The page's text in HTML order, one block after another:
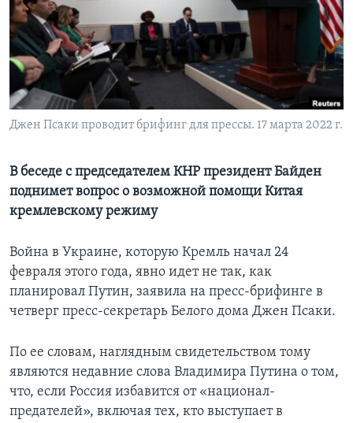
Learning English
СОЦИАЛЬНЫЕ СЕТИ
Джен Псаки проводит брифинг для прессы. 17 марта 2022 г.
В беседе с председателем КНР президент Байден
поднимет вопрос о возможной помощи Китая
кремлевскому режиму
Война в Украине, которую Кремль начал 24
февраля этого года, явно идет не так, как
планировал Путин, заявила на пресс-брифинге в
четверг пресс-секретарь Белого дома Джен Псаки.
По ее словам, наглядным свидетельством тому
являются недавние слова Владимира Путина о том,
что, если Россия избавится от «национал-
предателей», включая тех, кто выступает в